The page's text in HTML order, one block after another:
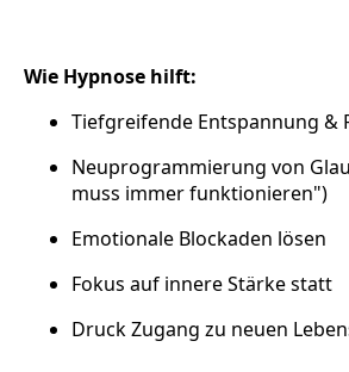
Wie Hypnose hilft:
Tiefgreifende Entspannung &
Neuprogrammierung von
muss immer funktionieren")
Emotionale Blockaden lösen
Fokus auf innere Stärke statt
Druck Zugang zu neuen